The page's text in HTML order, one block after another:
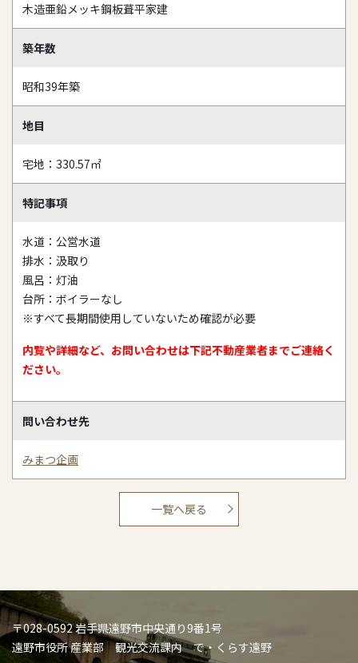
木造亜鉛メッキ鋼板葺平家建
築年数
昭和39年築
地目
宅地：330.57㎡
特記事項
水道：公営水道
排水：汲取り
風呂：灯油
台所：ボイラーなし
※すべて長期間使用していないため確認が必要
内覧や詳細など、お問い合わせは下記不動産業者までご連絡く
ださい。
問い合わせ先
みまつ企画
一覧へ戻る
〒028-0592 岩手県遠野市中央通り9番1号
遠野市役所 産業部 観光交流課内 で・くらす遠野